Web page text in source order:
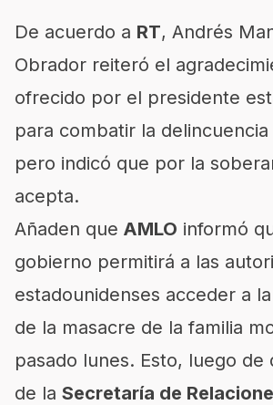
De acuerdo a RT, Andrés
Obrador reiteró el
ofrecido por el presidente
para combatir la delincuencia
pero indicó que por la
acepta.
Añaden que AMLO informó
gobierno permitirá a las
estadounidenses acceder a
de la masacre de la familia
pasado lunes. Esto, luego de
de la Secretaría de